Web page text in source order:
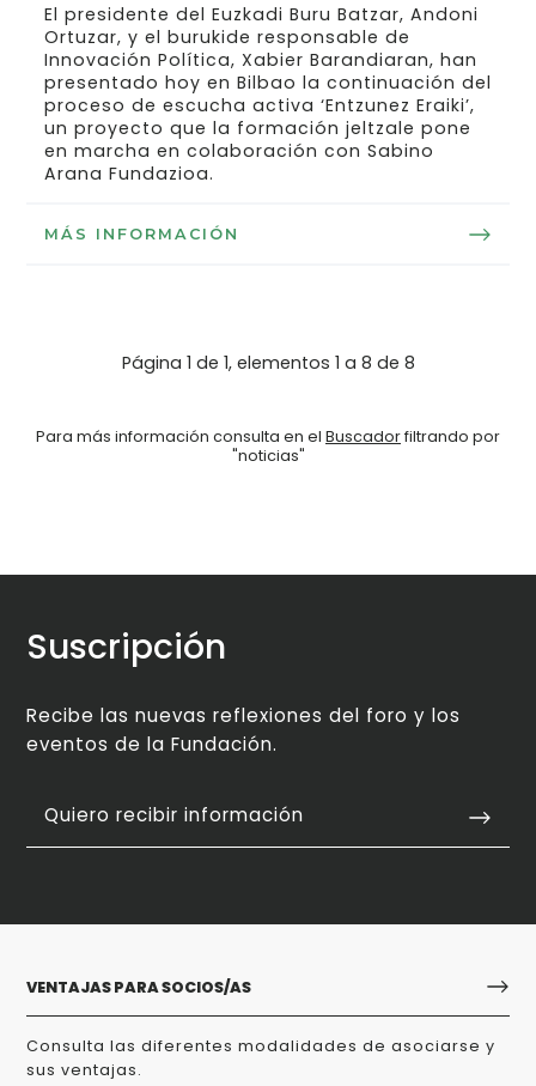
El presidente del Euzkadi Buru Batzar, Andoni
Ortuzar, y el burukide responsable de
Innovación Política, Xabier Barandiaran, han
presentado hoy en Bilbao la continuación del
proceso de escucha activa ‘Entzunez Eraiki’,
un proyecto que la formación jeltzale pone
en marcha en colaboración con Sabino
Arana Fundazioa.
MÁS INFORMACIÓN
Página 1 de 1, elementos 1 a 8 de 8
Para más información consulta en el Buscadorfiltrando por
"noticias"
Suscripción
Recibe las nuevas reflexiones del foro y los
eventos de la Fundación.
Quiero recibir información
VENTAJAS PARA SOCIOS/AS
Consulta las diferentes modalidades de asociarse y
sus ventajas.